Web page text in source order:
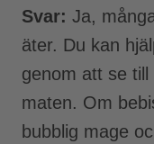
Svar: Ja,
äter. Du kan
genom att se
maten. Om
bubblig mage